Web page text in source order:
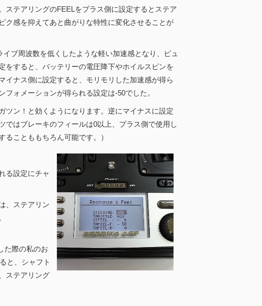
ステアリングのFEELをプラス側に設定するとステア
ク感を抑えてあと曲がりな特性に変化させることが
ブ周波数を低くしたような軽い加速感となり、ピュ
をすると、バッテリーの電圧降下やホイルスピンを
イナス側に設定すると、モリモリした加速感が得ら
ォメーションが得られる設定は-50でした。
ツン！と効くようになります。逆にマイナスに設定
はブレーキのフィールは0以上、プラス側で使用し
ことももちろん可能です。）
る設定にチャ
、ステアリン
た際の私のお
と、シャフト
ステアリング